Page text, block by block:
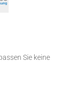
Sie keine